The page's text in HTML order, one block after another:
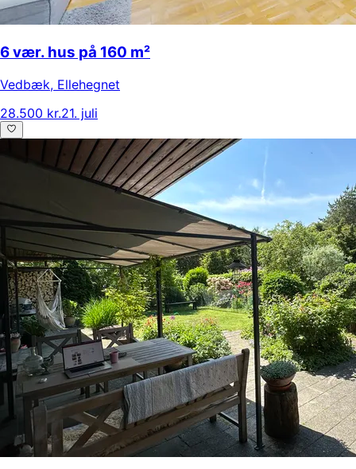
6 vær. hus på 160 m²
Vedbæk, Ellehegnet
28.500 kr.21. juli